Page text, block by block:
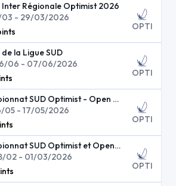
Inter Régionale Optimist 2026
03 - 29/03/2026
OPTI
la Ligue SUD
06 - 07/06/2026
OPTI
Championnat SUD Optimist - Open Skiff
05 - 17/05/2026
OPTI
Championnat SUD Optimist et Open Skiff RS FEVA dou
02 - 01/03/2026
OPTI